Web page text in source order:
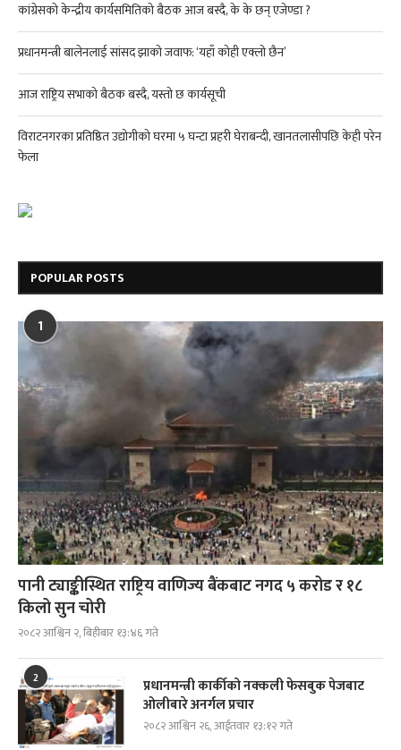
कांग्रेसको केन्द्रीय कार्यसमितिको बैठक आज बस्दै, के के छन् एजेण्डा ?
प्रधानमन्त्री बालेनलाई सांसद झाको जवाफ: ‘यहाँ कोही एक्लो छैन’
आज राष्ट्रिय सभाको बैठक बस्दै, यस्तो छ कार्यसूची
विराटनगरका प्रतिष्ठित उद्योगीको घरमा ५ घन्टा प्रहरी घेराबन्दी, खानतलासीपछि केही परेन
फेला
POPULAR POSTS
1
पानी ट्याङ्कीस्थित राष्ट्रिय वाणिज्य बैंकबाट नगद ५ करोड र १८
किलो सुन चोरी
२०८२ आश्विन २, बिहीबार १३:४६ गते
2
प्रधानमन्त्री कार्कीको नक्कली फेसबुक पेजबाट
ओलीबारे अनर्गल प्रचार
२०८२ आश्विन २६, आईतवार १३:१२ गते